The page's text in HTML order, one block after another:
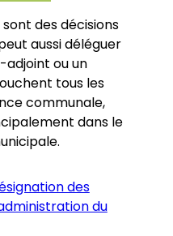
des décisions
aussi déléguer
adjoint ou un
tous les
communale,
dans le
des
du